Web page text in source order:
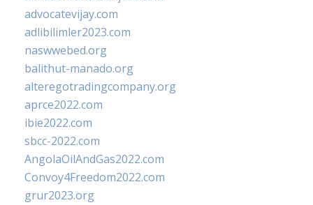
advocatevijay.com
adlibilimler2023.com
naswwebed.org
balithut-manado.org
alteregotradingcompany.org
aprce2022.com
ibie2022.com
sbcc-2022.com
AngolaOilAndGas2022.com
Convoy4Freedom2022.com
grur2023.org